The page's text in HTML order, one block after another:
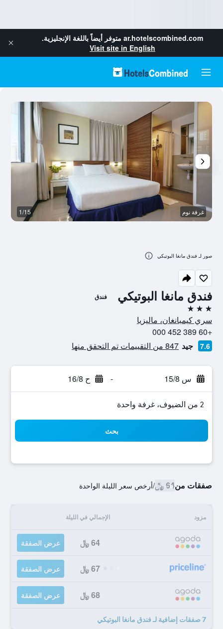
ar.hotelscombined.com متوفر أيضاً باللغة الإنجليزية.
Visit site in English
فندق مانغا البوتيكي فندق
3 نجوم
سري كيمبانغان، ماليزيا
+60 389 452 000
7.6 جيد 847 من التقييمات تم التحقق منها
س 15/8 - ح 16/8
2 من الضيوف، غرفة واحدة
بحث
صفقات من64 ﷼ /أرخص سعر الليلة الواحدة
مزود الإجمالي في الليلة
64 ﷼ عرض الصفقة
67 ﷼ عرض الصفقة
68 ﷼ عرض الصفقة
7 صفقات إضافية لـ فندق مانغا البوتيكي
غرفة نوم 1/15
صور لـ فندق مانغا البوتيكي